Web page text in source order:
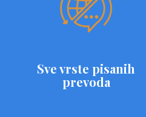
Sve vrste pisanih
prevoda